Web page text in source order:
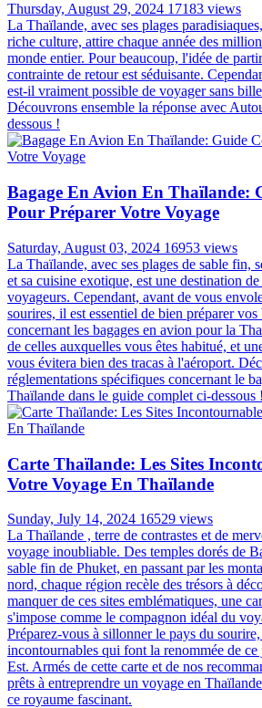
Thursday, August 29, 2024 17183 views
La Thaïlande, avec ses plages
riche culture, attire chaque année des
monde entier. Pour beaucoup, l'idée de
contrainte de retour est séduisante.
est-il vraiment possible de voyager sans
Découvrons ensemble la réponse avec
dessous !
Bagage En Avion En Thaïlande:
Pour Préparer Votre Voyage
Saturday, August 03, 2024 16953 views
La Thaïlande, avec ses plages de sable fin,
et sa cuisine exotique, est une destination
voyageurs. Cependant, avant de vous
sourires, il est essentiel de bien préparer vos
concernant les bagages en avion pour la
de celles auxquelles vous êtes habitué, et
vous évitera bien des tracas à l'aéroport.
réglementations spécifiques concernant le
Thaïlande dans le guide complet ci-dessous !
Carte Thaïlande: Les Sites
Votre Voyage En Thaïlande
Sunday, July 14, 2024 16529 views
La Thaïlande , terre de contrastes et de
voyage inoubliable. Des temples dorés de
sable fin de Phuket, en passant par les
nord, chaque région recèle des trésors à
manquer de ces sites emblématiques, une
s'impose comme le compagnon idéal du
Préparez-vous à sillonner le pays du
incontournables qui font la renommée de
Est. Armés de cette carte et de nos
prêts à entreprendre un voyage en
ce royaume fascinant.